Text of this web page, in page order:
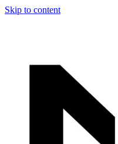
Skip to content